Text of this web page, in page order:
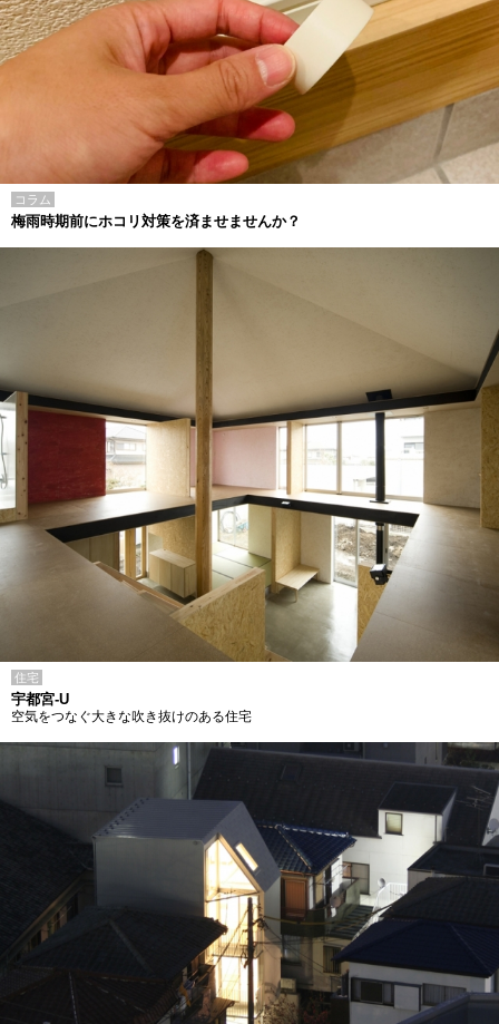
コラム
梅雨時期前にホコリ対策を済ませませんか？
住宅
宇都宮-U
空気をつなぐ大きな吹き抜けのある住宅